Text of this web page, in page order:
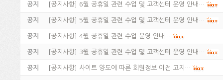
공지 [공지사항] 6월 공휴일 관련 수업 및 고객센터 운영 안내…
공지 [공지사항] 5월 공휴일 관련 수업 및 고객센터 운영 안내…
공지 [공지사항] 4월 공휴일 관련 수업 운영 안내…
공지 [공지사항] 3월 공휴일 관련 수업 및 고객센터 운영 안내…
공지 [공지사항] 사이트 양도에 따른 회원정보 이전 고지…